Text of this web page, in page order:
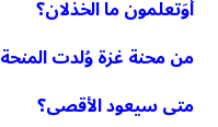
أَوَتعلمون ما الخذلان؟
من محنة غزة وُلدت المنحة
متى سيعود الأقصى؟